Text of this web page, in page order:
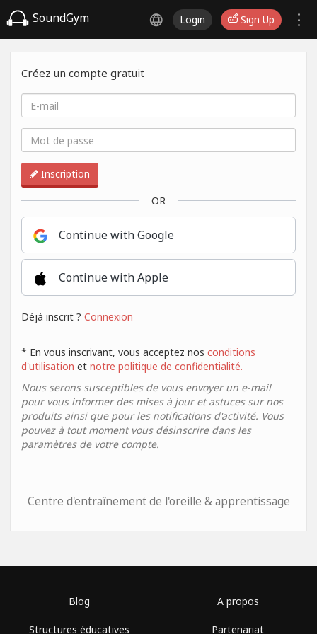
SoundGym Login Sign Up
Créez un compte gratuit
Inscription
OR
Continue with Google
Continue with Apple
Déjà inscrit ? Connexion
* En vous inscrivant, vous acceptez nos conditions
d'utilisation et notre politique de confidentialité.
Nous serons susceptibles de vous envoyer un e-mail
pour vous informer des mises à jour et astuces sur nos
produits ainsi que pour les notifications d'activité. Vous
pouvez à tout moment vous désinscrire dans les
paramètres de votre compte.
Centre d'entraînement de l'oreille & apprentissage
Blog
Structures éducatives
A propos
Partenariat